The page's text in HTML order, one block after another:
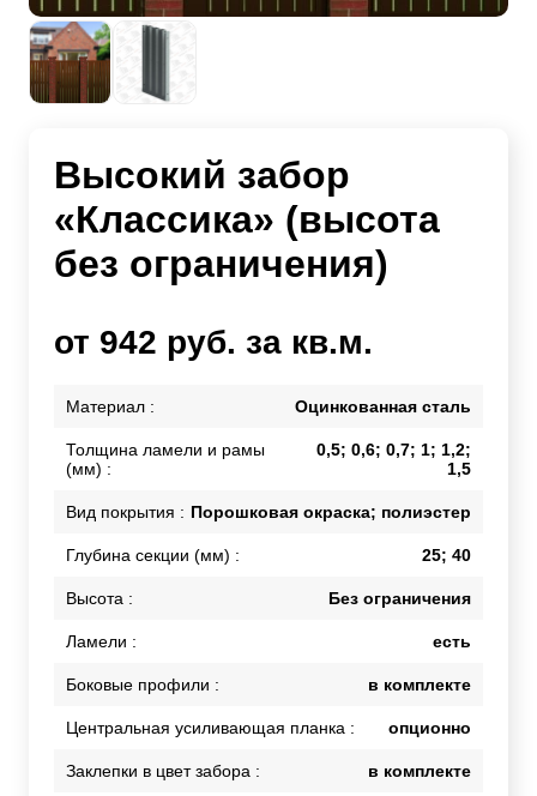
Высокий забор
«Классика» (высота
без ограничения)
от 942 руб. за кв.м.
Материал : Оцинкованная сталь
Толщина ламели и рамы
(мм) :
0,5; 0,6; 0,7; 1; 1,2;
1,5
Вид покрытия : Порошковая окраска; полиэстер
Глубина секции (мм) : 25; 40
Высота : Без ограничения
Ламели : есть
Боковые профили : в комплекте
Центральная усиливающая планка : опционно
Заклепки в цвет забора : в комплекте